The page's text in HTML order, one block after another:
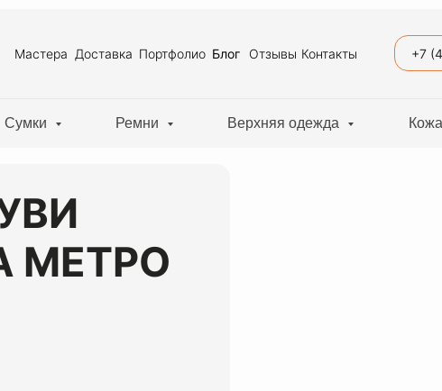
+7
Доставка
Мастера Отзывы
Блог
Портфолио Контакты
Сумки Ремни Верхняя одежда
МЕТРО